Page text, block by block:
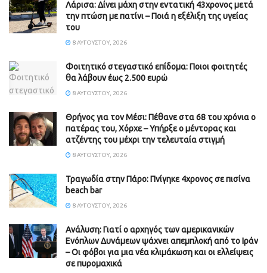
Λάρισα: Δίνει μάχη στην εντατική 43χρονος μετά
την πτώση με πατίνι – Ποιά η εξέλιξη της υγείας
του
8 ΑΥΓΟΎΣΤΟΥ, 2026
Φοιτητικό στεγαστικό επίδομα: Ποιοι φοιτητές
θα λάβουν έως 2.500 ευρώ
8 ΑΥΓΟΎΣΤΟΥ, 2026
Θρήνος για τον Μέσι: Πέθανε στα 68 του χρόνια ο
πατέρας του, Χόρχε – Υπήρξε ο μέντορας και
ατζέντης του μέχρι την τελευταία στιγμή
8 ΑΥΓΟΎΣΤΟΥ, 2026
Τραγωδία στην Πάρο: Πνίγηκε 4χρονος σε πισίνα
beach bar
8 ΑΥΓΟΎΣΤΟΥ, 2026
Ανάλυση: Γιατί ο αρχηγός των αμερικανικών
Ενόπλων Δυνάμεων ψάχνει απεμπλοκή από το Ιράν
– Οι φόβοι για μια νέα κλιμάκωση και οι ελλείψεις
σε πυρομαχικά